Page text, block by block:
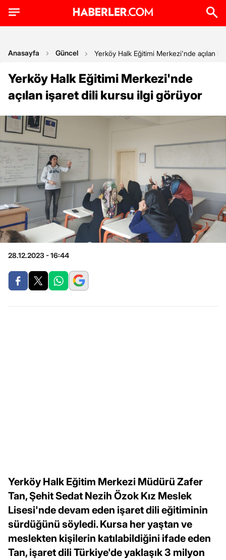
Anasayfa Güncel Yerköy Halk Eğitimi Merkezi'nde açılan
Yerköy Halk Eğitimi Merkezi'nde
açılan işaret dili kursu ilgi görüyor
28.12.2023 - 16:44
Yerköy Halk Eğitim Merkezi Müdürü Zafer
Tan, Şehit Sedat Nezih Özok Kız Meslek
Lisesi'nde devam eden işaret dili eğitiminin
sürdüğünü söyledi. Kursa her yaştan ve
meslekten kişilerin katılabildiğini ifade eden
Tan, işaret dili Türkiye'de yaklaşık 3 milyon